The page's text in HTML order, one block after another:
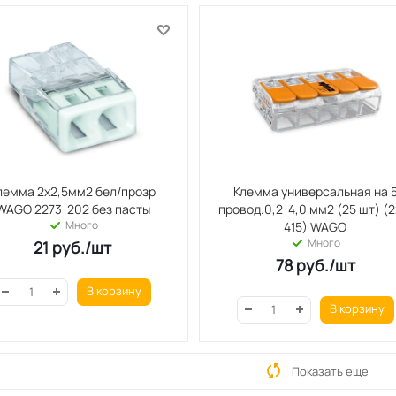
2х2,5мм2 бел/прозр
2273-202 без пасты
Много
21 руб./шт
В корзину
Клемма универсальная на
провод.0,2-4,0 мм2 (25 шт) (221-
415) WAGO
Много
78руб./шт
В корзину
Показать еще